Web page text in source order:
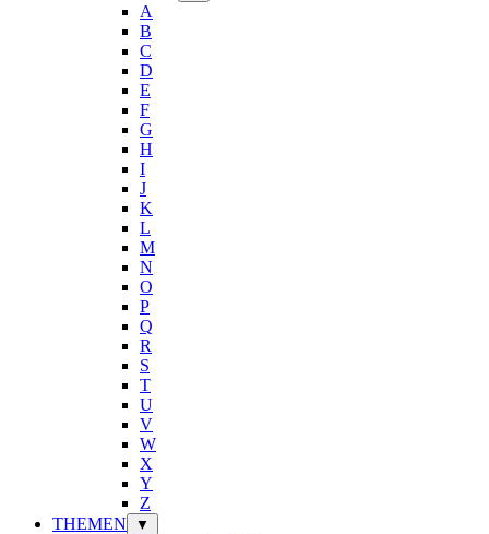
A
B
C
D
E
F
G
H
I
J
K
L
M
N
O
P
Q
R
S
T
U
V
W
X
Y
Z
THEMEN
▼